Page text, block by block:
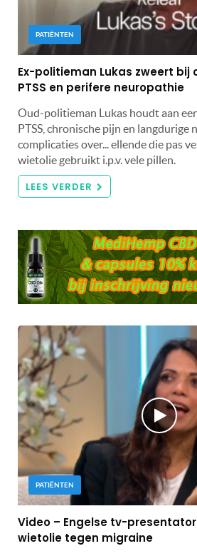
PATIËNTEN
Ex-politieman Lukas zweert bij
PTSS en perifere neuropathie
Oud-politieman Lukas houdt aan
PTSS, chronische pijn en langdurige
complicaties over... ellende die pas
wietolie gebruikt i.p.v. vele pillen.
LEES VERDER
PATIËNTEN
Video – Engelse tv-
wietolie tegen migraine